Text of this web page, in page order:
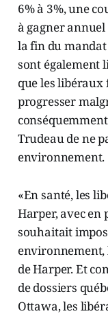
6% à 3%, une
à gagner
la fin du
sont également
que les
progresser
Trudeau de ne
environnement.
«En santé, les
Harper, avec en
souhaitait
environnement,
de Harper. Et
de dossiers
Ottawa, les